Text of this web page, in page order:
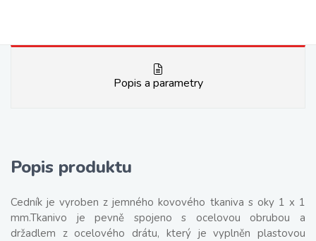
Popis a parametry
Popis produktu
Cedník je vyroben z jemného kovového tkaniva s oky 1 x 1
mm.Tkanivo je pevně spojeno s ocelovou obrubou a
držadlem z ocelového drátu, který je vyplněn plastovou